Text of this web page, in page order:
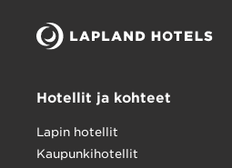
Hotellit ja kohteet
Lapin hotellit
Kaupunkihotellit